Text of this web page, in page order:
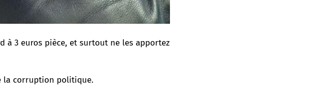
à 3 euros pièce, et surtout ne les apportez
la corruption politique.